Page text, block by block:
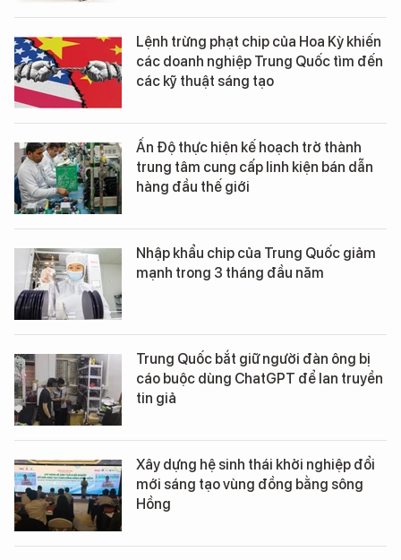
Lệnh trừng phạt chip của Hoa Kỳ khiến
các doanh nghiệp Trung Quốc tìm đến
các kỹ thuật sáng tạo
Ấn Độ thực hiện kế hoạch trở thành
trung tâm cung cấp linh kiện bán dẫn
hàng đầu thế giới
Nhập khẩu chip của Trung Quốc giảm
mạnh trong 3 tháng đầu năm
Trung Quốc bắt giữ người đàn ông bị
cáo buộc dùng ChatGPT để lan truyền
tin giả
Xây dựng hệ sinh thái khởi nghiệp đổi
mới sáng tạo vùng đồng bằng sông
Hồng